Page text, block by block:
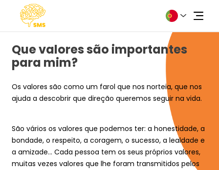
Sobre
Notícias
Fórum
Que valores são importantes
para mim?
Os valores são como um farol que nos norteia, que nos
ajuda a descobrir que direção queremos seguir na vida.
São vários os valores que podemos ter: a honestidade, a
bondade, o respeito, a coragem, o sucesso, a lealdade e
a amizade... Cada pessoa tem os seus próprios valores,
muitas vezes valores que lhe foram transmitidos pelos